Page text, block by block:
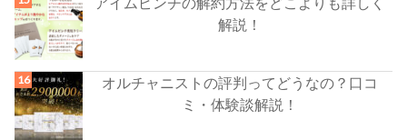
解説！
オルチャニストの評判ってどうなの？口コ
ミ・体験談解説！